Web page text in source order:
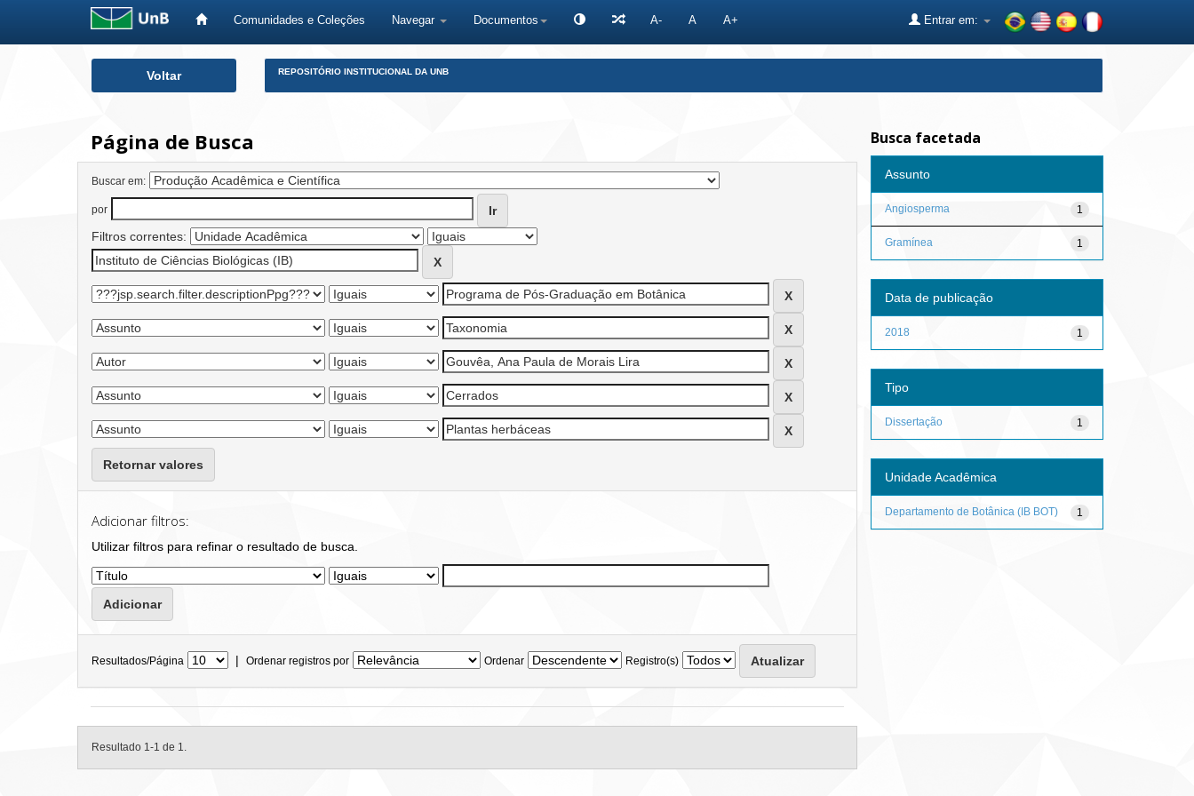
Comunidades e Coleções Navegar Documentos A- A A+ Entrar em:
Voltar REPOSITÓRIO INSTITUCIONAL DA UNB
Página de Busca
Buscar em:
por
Filtros correntes:
Retornar valores
Adicionar filtros:
Utilizar filtros para refinar o resultado de busca.
Resultados/Página | Ordenar registros por Ordenar Registro(s)
Resultado 1-1 de 1.
Busca facetada
Assunto
1
Angiosperma
1
Gramínea
Data de publicação
1
2018
Tipo
1
Dissertação
Unidade Acadêmica
1
Departamento de Botânica (IB BOT)